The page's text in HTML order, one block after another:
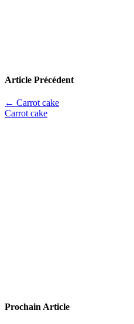
Article Précédent
← Carrot cake
Carrot cake
Prochain Article